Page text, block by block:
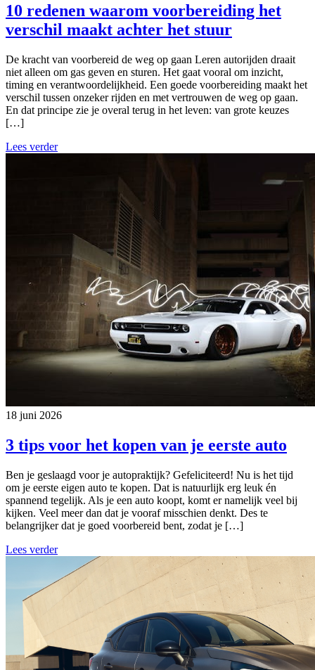
10 redenen waarom voorbereiding het
verschil maakt achter het stuur
De kracht van voorbereid de weg op gaan Leren autorijden draait
niet alleen om gas geven en sturen. Het gaat vooral om inzicht,
timing en verantwoordelijkheid. Een goede voorbereiding maakt het
verschil tussen onzeker rijden en met vertrouwen de weg op gaan.
En dat principe zie je overal terug in het leven: van grote keuzes
[…]
Lees verder
18 juni 2026
3 tips voor het kopen van je eerste auto
Ben je geslaagd voor je autopraktijk? Gefeliciteerd! Nu is het tijd
om je eerste eigen auto te kopen. Dat is natuurlijk erg leuk én
spannend tegelijk. Als je een auto koopt, komt er namelijk veel bij
kijken. Veel meer dan dat je vooraf misschien denkt. Des te
belangrijker dat je goed voorbereid bent, zodat je […]
Lees verder